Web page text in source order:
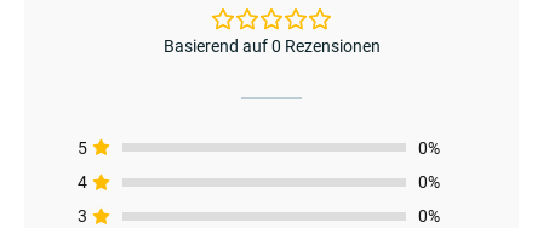
Basierend auf 0 Rezensionen
5
0%
4
0%
3
0%